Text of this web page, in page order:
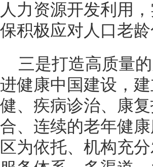
人力资源开发利用
保积极应对人口老
三是打造高质量
进健康中国建设，
健、疾病诊治、康
合、连续的老年健
区为依托、机构充